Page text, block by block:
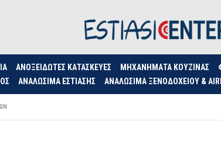
ΑΝΟΞΕΊΔΩΤΕΣ ΚΑΤΑΣΚΕΥΈΣ ΜΗΧΑΝΉΜΑΤΑ ΚΟΥΖΊΝΑΣ
ΑΝΑΛΏΣΙΜΑ ΕΣΤΊΑΣΗΣ ΑΝΑΛΏΣΙΜΑ ΞΕΝΟΔΟΧΕΊΟΥ &